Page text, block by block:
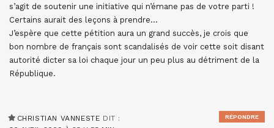
s’agit de soutenir une initiative qui n’émane pas de votre parti !
Certains aurait des leçons à prendre…
J’espère que cette pétition aura un grand succès, je crois que
bon nombre de français sont scandalisés de voir cette soit disant
autorité dicter sa loi chaque jour un peu plus au détriment de la
République.
CHRISTIAN VANNESTE DIT :
RÉPONDRE